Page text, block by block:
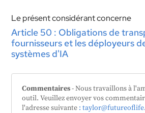
Le présent considérant concerne
Article 50 : Obligations de
fournisseurs et les déployeurs
systèmes d'IA
Commentaires- Nous travaillons à
outil. Veuillez envoyer vos
l'adresse suivante :